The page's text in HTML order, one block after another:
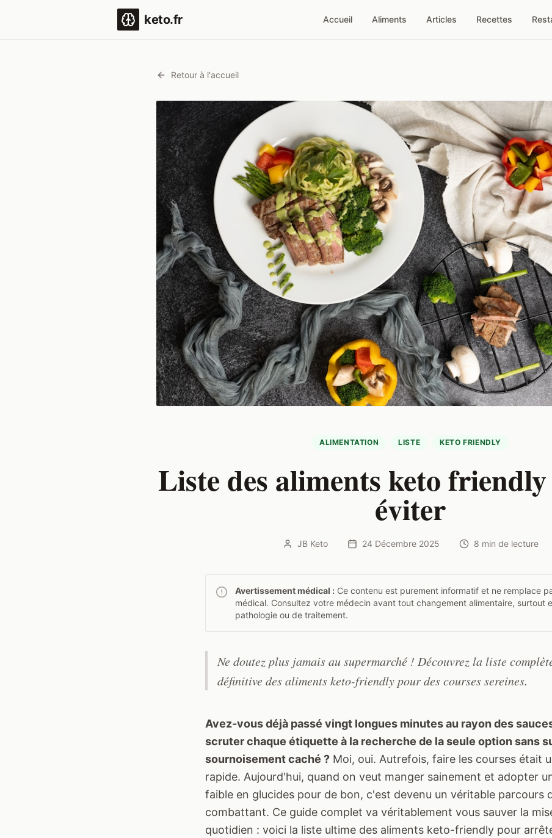
keto.fr Accueil Aliments Articles Recettes
Retour à l'accueil
ALIMENTATION LISTE KETO FRIENDLY
Liste des aliments keto
éviter
JB Keto 24 Décembre 2025 8 min de lecture
Avertissement médical : Ce contenu est purement informatif et ne remplace
médical. Consultez votre médecin avant tout changement alimentaire, surtout
pathologie ou de traitement.
Ne doutez plus jamais au supermarché ! Découvrez la liste
définitive des aliments keto-friendly pour des courses sereines.
Avez-vous déjà passé vingt longues minutes au rayon des
scruter chaque étiquette à la recherche de la seule option sans
sournoisement caché ? Moi, oui. Autrefois, faire les courses était
rapide. Aujourd'hui, quand on veut manger sainement et adopter
faible en glucides pour de bon, c'est devenu un véritable parcours
combattant. Ce guide complet va véritablement vous sauver la
quotidien : voici la liste ultime des aliments keto-friendly pour